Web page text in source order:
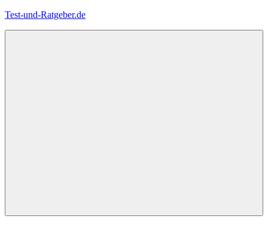
Zum
Test-und-Ratgeber.de